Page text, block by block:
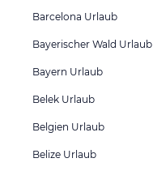
Barcelona Urlaub
Bayerischer Wald Urlaub
Bayern Urlaub
Belek Urlaub
Belgien Urlaub
Belize Urlaub